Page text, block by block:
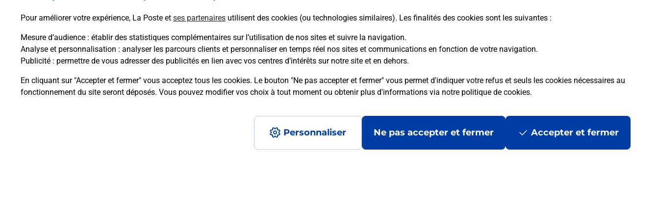
Pour améliorer votre expérience, La Poste et ses partenaires utilisent des cookies (ou technologies similaires). Les finalités des cookies sont les suivantes :
Mesure d’audience : établir des statistiques complémentaires sur l’utilisation de nos sites et suivre la navigation.
Analyse et personnalisation : analyser les parcours clients et personnaliser en temps réel nos sites et communications en fonction de votre navigation.
Publicité : permettre de vous adresser des publicités en lien avec vos centres d’intérêts sur notre site et en dehors.
En cliquant sur "Accepter et fermer" vous acceptez tous les cookies. Le bouton "Ne pas accepter et fermer" vous permet d'indiquer votre refus et seuls les cookies nécessaires au
fonctionnement du site seront déposés. Vous pouvez modifier vos choix à tout moment ou obtenir plus d'informations via notre politique de cookies.
Personnaliser Ne pas accepter et fermer Accepter et fermer
En savoir plus
Questions fréquemment posées
Comment retourner un colis acheté en ligne depuis votre boîte aux lettres ?